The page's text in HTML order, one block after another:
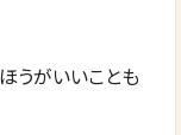
うがいいことも